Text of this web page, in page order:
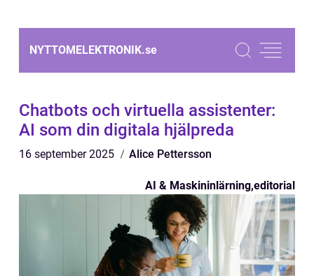
NYTTOMELEKTRONIK.se
Chatbots och virtuella assistenter:
AI som din digitala hjälpreda
16 september 2025 Alice Pettersson
AI & Maskininlärning,editorial